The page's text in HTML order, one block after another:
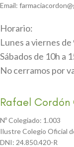
Email:
Horario:
Lunes a viernes de
Sábados de 10h a
No cerramos por
Rafael
Nº Colegiado: 1.003
Ilustre Colegio Oficial
DNI: 24.850.420-R